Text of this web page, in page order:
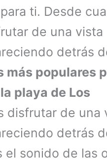
ti. Desde
de una vista
detrás
más populares
playa de Los
disfrutar de una
detrás
sonido de las